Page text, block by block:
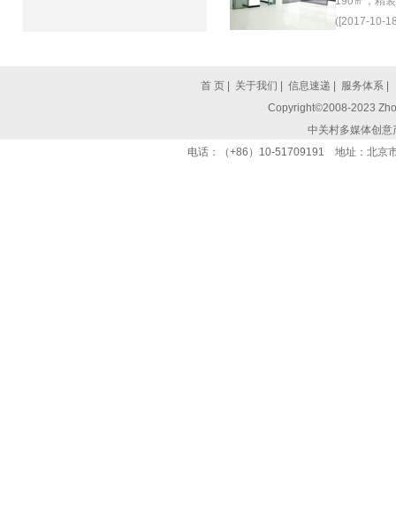
([2017-10-
首 页 关于我们 信息速递 服务体系
Copyright©2008-2023
中关村多媒体创
电话：（+86）10-51709191 地址：北京